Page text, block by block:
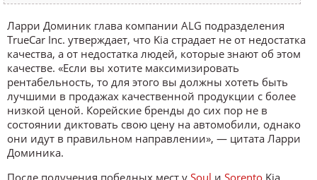
Ларри Доминик глава компании ALG подразделения
TrueCar Inc. утверждает, что Kia страдает не от недостатка
качества, а от недостатка людей, которые знают об этом
качестве. «Если вы хотите максимизировать
рентабельность, то для этого вы должны хотеть быть
лучшими в продажах качественной продукции с более
низкой ценой. Корейские бренды до сих пор не в
состоянии диктовать свою цену на автомобили, однако
они идут в правильном направлении», — цитата Ларри
Доминика.
После получения победных мест у Soul и Sorento Kia